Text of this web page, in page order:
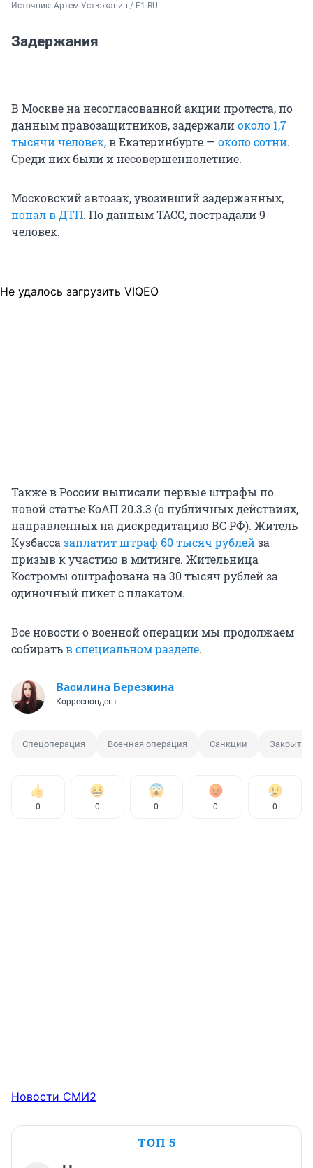
Источник: Артем Устюжанин / E1.RU
Задержания
В Москве на несогласованной акции протеста, по
данным правозащитников, задержалиоколо 1,7
тысячи человек, в Екатеринбурге — около сотни.
Среди них были и несовершеннолетние.
Московский автозак, увозивший задержанных,
попал в ДТП. По данным ТАСС, пострадали 9
человек.
Не удалось загрузить VIQEO
Также в России выписали первые штрафы по
новой статье КоАП 20.3.3 (о публичных действиях,
направленных на дискредитацию ВС РФ). Житель
Кузбассазаплатит штраф 60 тысяч рублейза
призыв к участию в митинге. Жительница
Костромы оштрафована на 30 тысяч рублей за
одиночный пикет с плакатом.
Все новости о военной операции мы продолжаем
собиратьв специальном разделе.
Василина Березкина
Корреспондент
Спецоперация Военная операция Санкции
0 0 0 0 0
Новости СМИ2
ТОП 5